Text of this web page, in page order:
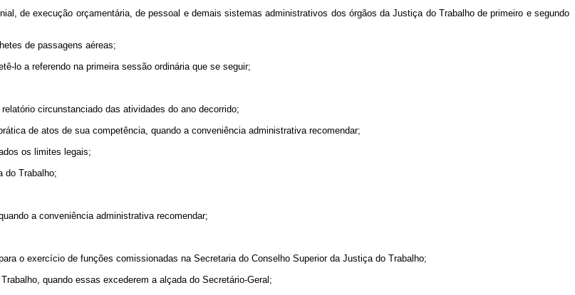
de execução orçamentária, de pessoal e demais sistemas administrativos dos órgãos da Justiça do Trabalho de primeiro e segundo
de passagens aéreas;
lo a referendo na primeira sessão ordinária que se seguir;
circunstanciado das atividades do ano decorrido;
de atos de sua competência, quando a conveniência administrativa recomendar;
os limites legais;
do Trabalho;
a conveniência administrativa recomendar;
o exercício de funções comissionadas na Secretaria do Conselho Superior da Justiça do Trabalho;
quando essas excederem a alçada do Secretário-Geral;